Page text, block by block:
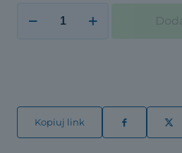
Witamina
Kopiuj link